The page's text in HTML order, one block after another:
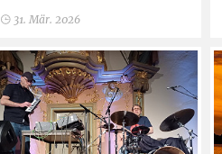
31. Mär. 2026